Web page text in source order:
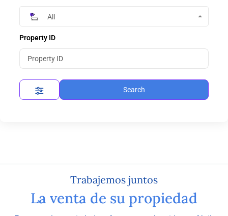
All
Property ID
Search
Trabajemos juntos
La venta de su propiedad